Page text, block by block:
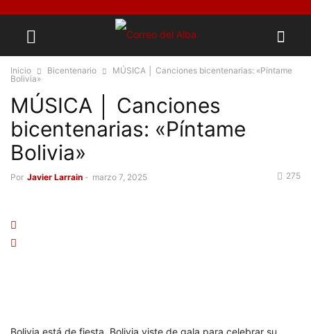
Inicio Bicentenario
MÚSICA │ Canciones bicentenarias: «Píntame
Bolivia»
MÚSICA │ Canciones
bicentenarias: «Píntame
Bolivia»
Por Javier Larrain - marzo 7, 2025 275